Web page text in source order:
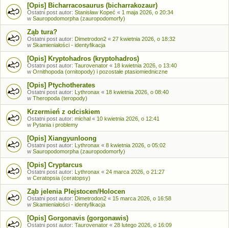
[Opis] Bicharracosaurus (bicharrakozaur)
Ostatni post autor: Stanisław Kopeć « 1 maja 2026, o 20:34
w Sauropodomorpha (zauropodomorfy)
Ząb tura?
Ostatni post autor: Dimetrodon2 « 27 kwietnia 2026, o 18:32
w Skamieniałości - identyfikacja
[Opis] Kryptohadros (kryptohadros)
Ostatni post autor: Taurovenator « 18 kwietnia 2026, o 13:40
w Ornithopoda (ornitopody) i pozostałe ptasiomiedniczne
[Opis] Ptychotherates
Ostatni post autor: Lythronax « 18 kwietnia 2026, o 08:40
w Theropoda (teropody)
Krzermień z odciskiem
Ostatni post autor: michal « 10 kwietnia 2026, o 12:41
w Pytania i problemy
[Opis] Xiangyunloong
Ostatni post autor: Lythronax « 8 kwietnia 2026, o 05:02
w Sauropodomorpha (zauropodomorfy)
[Opis] Cryptarcus
Ostatni post autor: Lythronax « 24 marca 2026, o 21:27
w Ceratopsia (ceratopsy)
Ząb jelenia Plejstocen/Holocen
Ostatni post autor: Dimetrodon2 « 15 marca 2026, o 16:58
w Skamieniałości - identyfikacja
[Opis] Gorgonavis (gorgonawis)
Ostatni post autor: Taurovenator « 28 lutego 2026, o 16:09